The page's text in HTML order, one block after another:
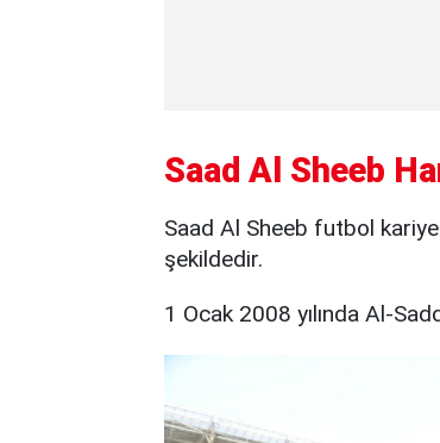
Saad Al Sheeb
Saad Al Sheeb futbol
şekildedir.
1 Ocak 2008 yılında Al-